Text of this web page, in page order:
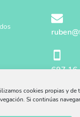
cookies propias y de
Si continúas
697 16
Privacidad